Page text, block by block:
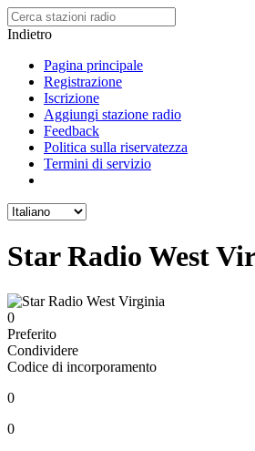
Indietro
Pagina principale
Registrazione
Iscrizione
Aggiungi stazione radio
Feedback
Politica sulla riservatezza
Termini di servizio
Star Radio West
0
Preferito
Condividere
Codice di incorporamento
0
0